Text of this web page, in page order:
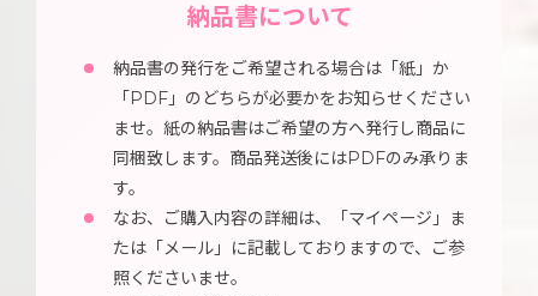
納品書について
納品書の発行をご希望される場合は「紙」か
「PDF」のどちらが必要かをお知らせください
ませ。紙の納品書はご希望の方へ発行し商品に
同梱致します。商品発送後にはPDFのみ承りま
す。
なお、ご購入内容の詳細は、「マイページ」ま
たは「メール」に記載しておりますので、ご参
照くださいませ。